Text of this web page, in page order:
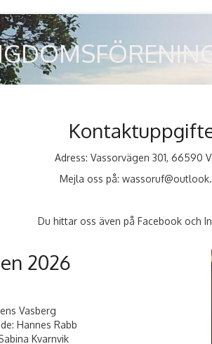
Adress: Vassorvägen 301, 66590
Mejla oss på:
Du hittar oss även på Facebook och
2026
Vasberg
Hannes Rabb
Kvarnvik